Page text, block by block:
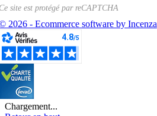
site est protégé parreCAPTCHA
2026 - Ecommerce software by Incenza
Chargement...